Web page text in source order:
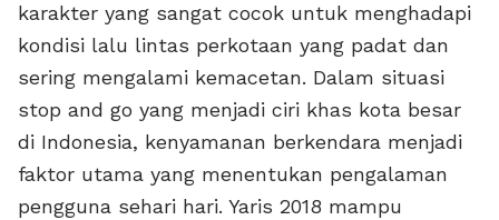
karakter yang sangat cocok untuk menghadapi
kondisi lalu lintas perkotaan yang padat dan
sering mengalami kemacetan. Dalam situasi
stop and go yang menjadi ciri khas kota besar
di Indonesia, kenyamanan berkendara menjadi
faktor utama yang menentukan pengalaman
pengguna sehari hari. Yaris 2018 mampu